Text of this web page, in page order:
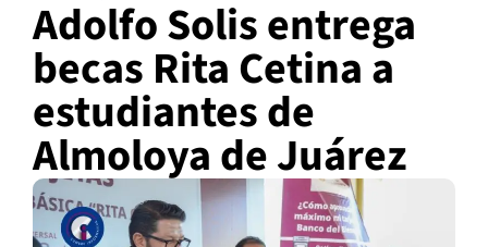
Adolfo Solis entrega
becas Rita Cetina a
estudiantes de
Almoloya de Juárez